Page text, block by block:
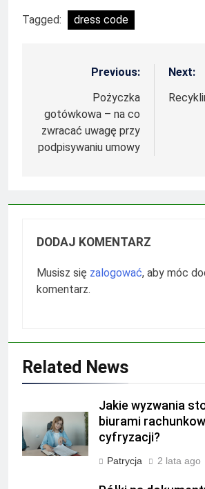
Tagged: dress code
NawigacjaPrevious:
Pożyczka
gotówkowa – na co
zwracać uwagę przy
podpisywaniu umowy
Next:
DODAJ KOMENTARZ
Musisz się zalogować, aby móc
komentarz.
Related News
Jakie wyzwania
biurami
cyfryzacji?
Patrycja 2 lata ago